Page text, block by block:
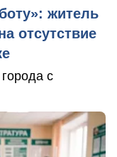
житель
отсутствие
с